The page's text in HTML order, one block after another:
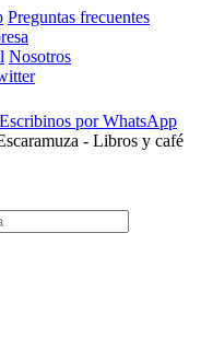
Preguntas frecuentes
Nosotros
Escribinos por WhatsApp
- Libros y café